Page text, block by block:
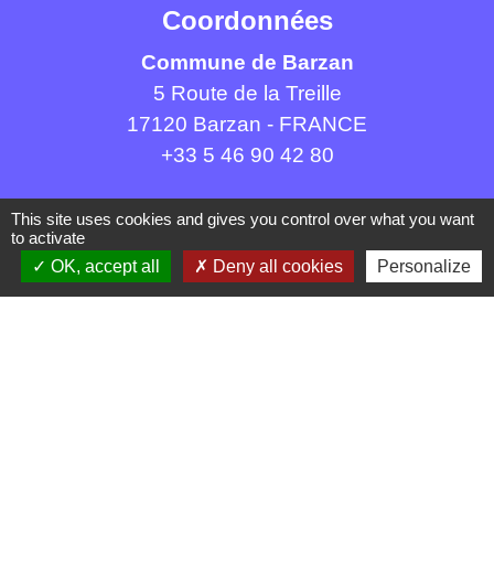
Coordonnées
Commune de Barzan
5 Route de la Treille
17120 Barzan - FRANCE
+33 5 46 90 42 80
This site uses cookies and gives you control over what you want
to activate
OK, accept all
Deny all cookies Personalize